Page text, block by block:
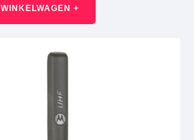
WINKELWAGEN +